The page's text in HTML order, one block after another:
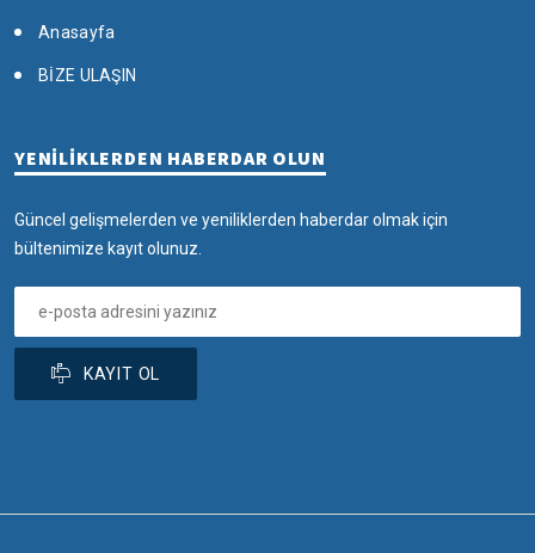
Anasayfa
BİZE ULAŞIN
YENİLİKLERDEN HABERDAR OLUN
Güncel gelişmelerden ve yeniliklerden haberdar olmak için
bültenimize kayıt olunuz.
KAYIT OL